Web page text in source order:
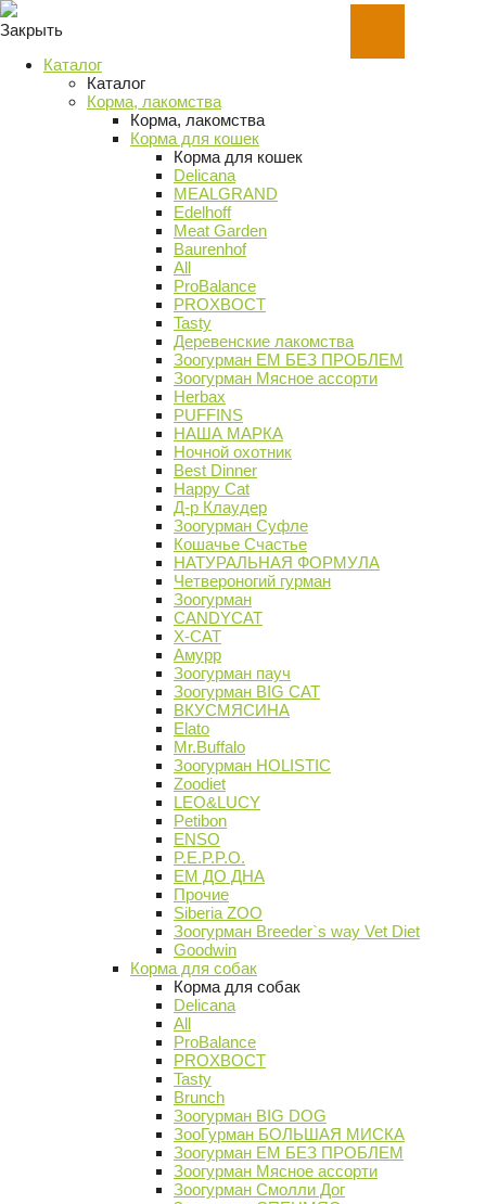
Закрыть
Каталог
Каталог
Корма, лакомства
Корма, лакомства
Корма для кошек
Корма для кошек
Delicana
MEALGRAND
Edelhoff
Meat Garden
Baurenhof
All
ProBalance
PROХВОСТ
Tasty
Деревенские лакомства
Зоогурман ЕМ БЕЗ ПРОБЛЕМ
Зоогурман Мясное ассорти
Herbax
PUFFINS
НАША МАРКА
Ночной охотник
Best Dinner
Happy Cat
Д-р Клаудер
Зоогурман Суфле
Кошачье Счастье
НАТУРАЛЬНАЯ ФОРМУЛА
Четвероногий гурман
Зоогурман
CANDYCAT
X-CAT
Амурр
Зоогурман пауч
Зоогурман BIG CAT
ВКУСМЯСИНА
Elato
Mr.Buffalo
Зоогурман HOLISTIC
Zoodiet
LEO&LUCY
Petibon
ENSO
P.E.P.P.O.
ЕМ ДО ДНА
Прочие
Siberia ZOO
Зоогурман Breeder`s way Vet Diet
Goodwin
Корма для собак
Корма для собак
Delicana
All
ProBalance
PROХВОСТ
Tasty
Brunch
Зоогурман BIG DOG
ЗооГурман БОЛЬШАЯ МИСКА
Зоогурман ЕМ БЕЗ ПРОБЛЕМ
Зоогурман Мясное ассорти
Зоогурман Смолли Дог